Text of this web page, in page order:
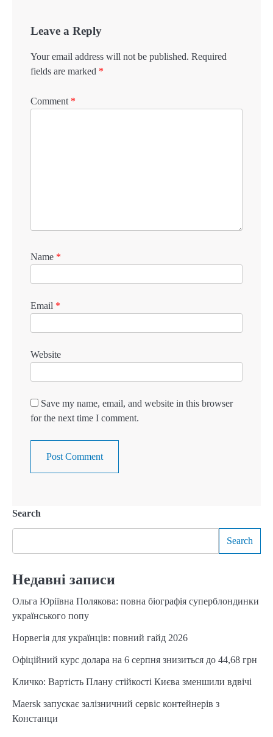
Leave a Reply
Your email address will not be published. Required
fields are marked *
Comment *
Name *
Email *
Website
Save my name, email, and website in this browser
for the next time I comment.
Search
Search
Недавні записи
Ольга Юріївна Полякова: повна біографія суперблондинки
українського попу
Норвегія для українців: повний гайд 2026
Офіційний курс долара на 6 серпня знизиться до 44,68 грн
Кличко: Вартість Плану стійкості Києва зменшили вдвічі
Maersk запускає залізничний сервіс контейнерів з
Констанци